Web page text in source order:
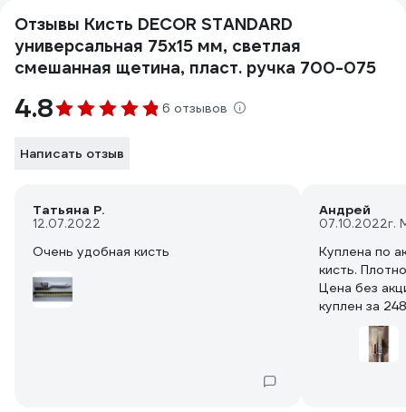
Отзывы Кисть DECOR STANDARD
универсальная 75х15 мм, светлая
смешанная щетина, пласт. ручка 700-075
4.8 6 отзывов
Написать отзыв
Татьяна Р.
12.07.2022
Очень удобная кисть
Андрей
07.10.2022г.
Куплена по
кисть.
Цена без
куплен за
Вообщем в
валялась,
лероя. А